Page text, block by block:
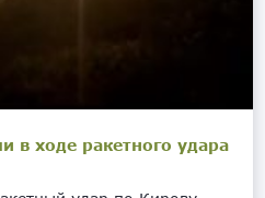
в ходе ракетного удара